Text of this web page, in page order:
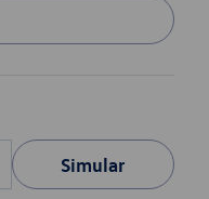
Simular